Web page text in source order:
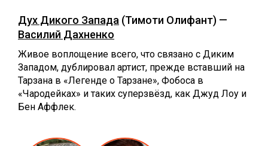
Дух Дикого Запада (Тимоти Олифант) —
Василий Дахненко
Живое воплощение всего, что связано с Диким
Западом, дублировал артист, прежде вставший на
Тарзана в «Легенде о Тарзане», Фобоса в
«Чародейках» и таких суперзвёзд, как Джуд Лоу и
Бен Аффлек.